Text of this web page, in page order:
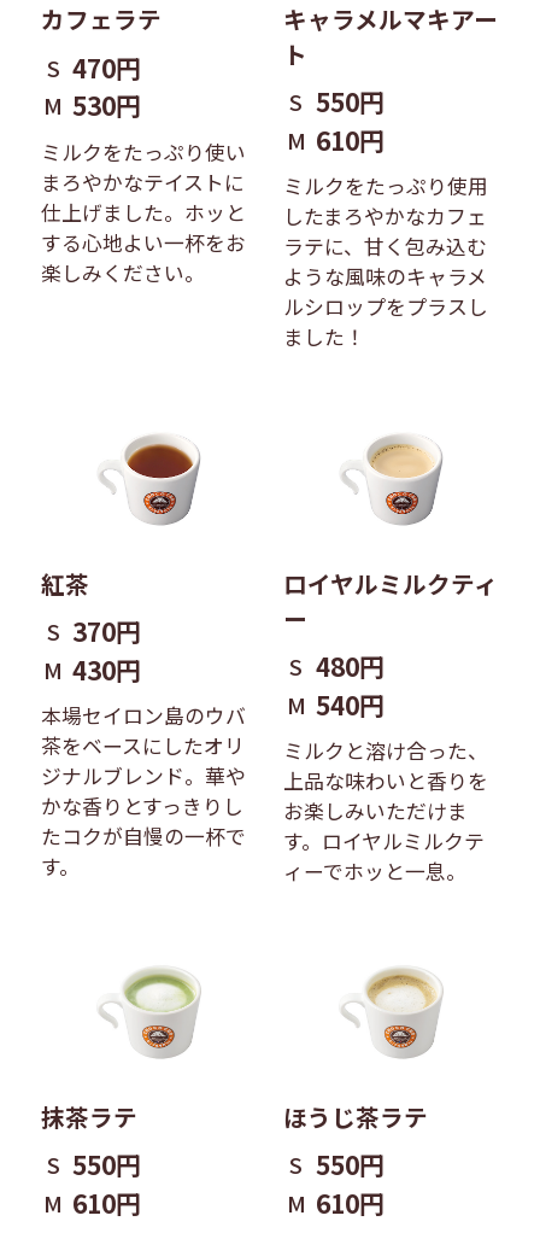
カフェラテ
S 470円
M 530円
ミルクをたっぷり使い
まろやかなテイストに
仕上げました。ホッと
する心地よい一杯をお
楽しみください。
キャラメルマキアー
ト
S 550円
M 610円
ミルクをたっぷり使用
したまろやかなカフェ
ラテに、甘く包み込む
ような風味のキャラメ
ルシロップをプラスし
ました！
紅茶
S 370円
M 430円
本場セイロン島のウバ
茶をベースにしたオリ
ジナルブレンド。華や
かな香りとすっきりし
たコクが自慢の一杯で
す。
ロイヤルミルクティ
ー
S 480円
M 540円
ミルクと溶け合った、
上品な味わいと香りを
お楽しみいただけま
す。ロイヤルミルクテ
ィーでホッと一息。
抹茶ラテ
S 550円
M 610円
ほうじ茶ラテ
S 550円
M 610円